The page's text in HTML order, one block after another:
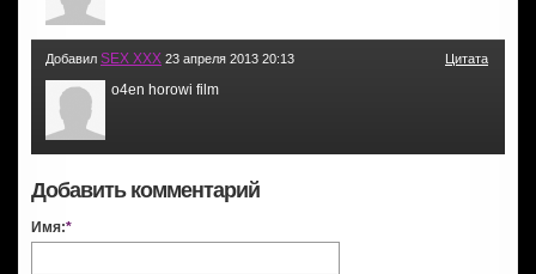
Добавил SEX XXX 23 апреля 2013 20:13 Цитата
o4en horowi film
Добавить комментарий
Имя:*